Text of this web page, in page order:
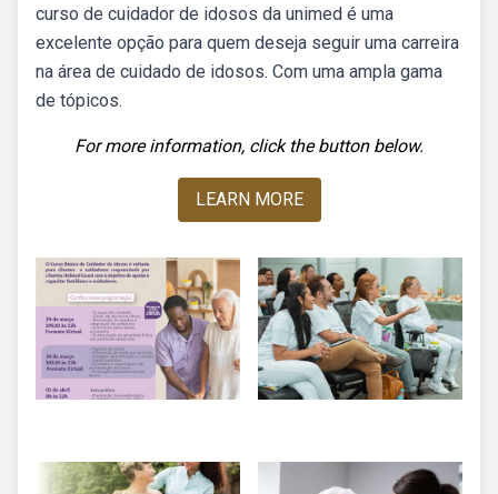
curso de cuidador de idosos da unimed é uma
excelente opção para quem deseja seguir uma carreira
na área de cuidado de idosos. Com uma ampla gama
de tópicos.
For more information, click the button below.
LEARN MORE